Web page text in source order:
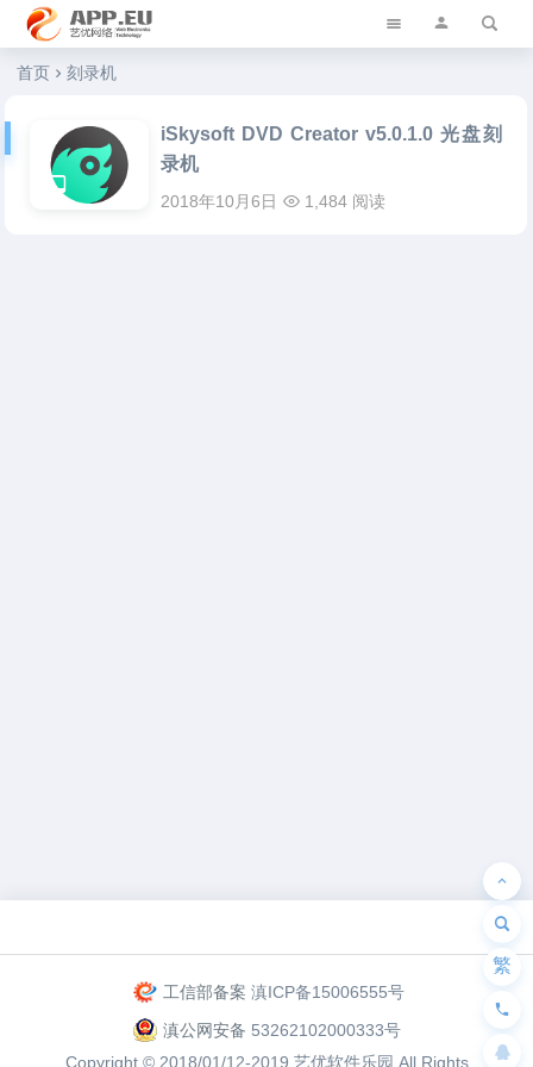
艺优软件乐园
首页 刻录机
iSkysoft DVD Creator v5.0.1.0 光盘刻
录机
2018年10月6日 1,484 阅读
工信部备案 滇ICP备15006555号
滇公网安备 53262102000333号
Copyright © 2018/01/12-2019 艺优软件乐园 All Rights
繁